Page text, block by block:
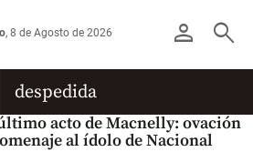
person search
, 8 de Agosto de 2026
despedida
acto de Macnelly: ovación
al ídolo de Nacional